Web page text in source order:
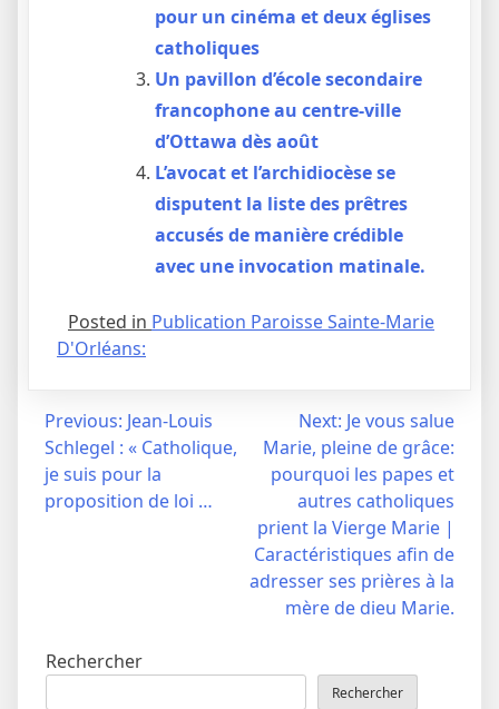
pour un cinéma et deux églises
catholiques
Un pavillon d’école secondaire
francophone au centre-ville
d’Ottawa dès août
L’avocat et l’archidiocèse se
disputent la liste des prêtres
accusés de manière crédible
avec une invocation matinale.
Posted in Publication Paroisse Sainte-Marie
D'Orléans:
Navigation
l’article
Previous: Jean-Louis
Schlegel : « Catholique,
je suis pour la
proposition de loi …
Next: Je vous salue
Marie, pleine de grâce:
pourquoi les papes et
autres catholiques
prient la Vierge Marie |
Caractéristiques afin de
adresser ses prières à la
mère de dieu Marie.
Rechercher
Rechercher